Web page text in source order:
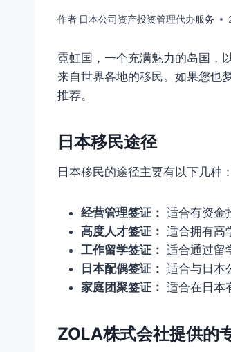
作者 日本公司资产投资管理代办服务
霓虹国，一个充满魅力的岛国，
来自世界各地的移民。如果您也
推荐。
日本移民途径
日本移民的途径主要有以下几种：
经营管理签证： 适合有资金
高度人才签证： 适合拥有高
工作留学签证： 适合通过留
日本配偶签证： 适合与日本
家庭团聚签证： 适合在日本
ZOLA株式会社提供的